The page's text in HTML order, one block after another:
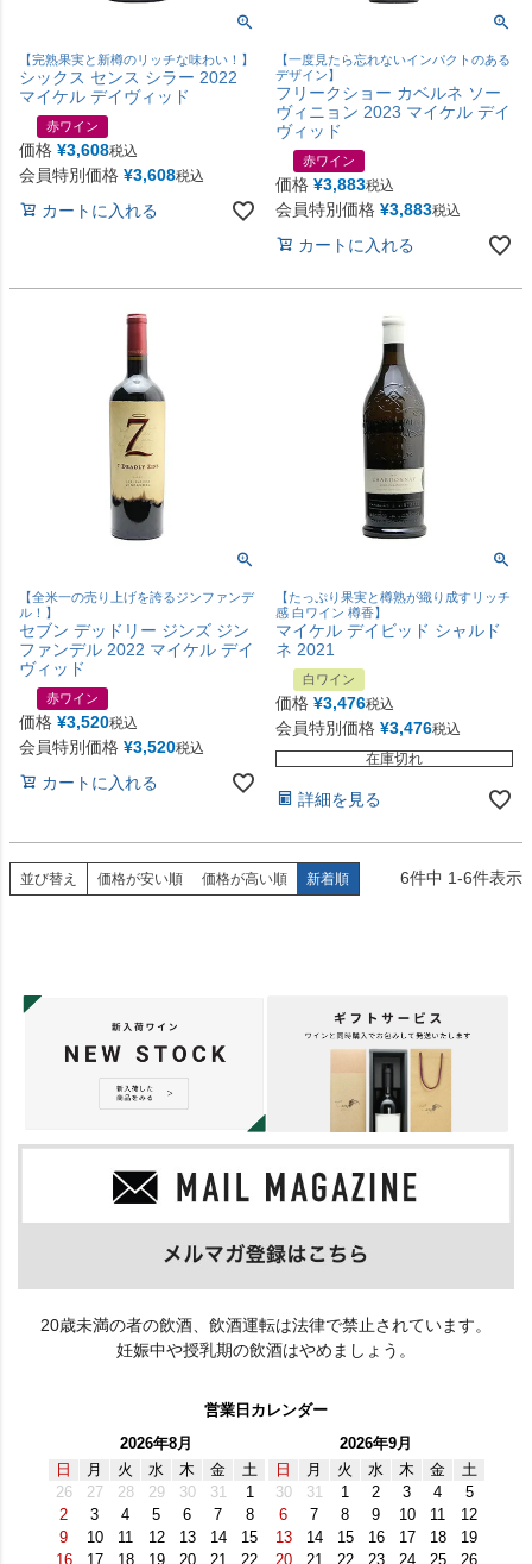
【完熟果実と新樽のリッチな味わい！】
シックス センス シラー 2022
マイケル デイヴィッド
赤ワイン
価格 ¥3,608税込
会員特別価格 ¥3,608税込
カートに入れる
【一度見たら忘れないインパクトのある
デザイン】
フリークショー カベルネ ソー
ヴィニョン 2023 マイケル デイ
ヴィッド
赤ワイン
価格 ¥3,883税込
会員特別価格 ¥3,883税込
カートに入れる
【全米一の売り上げを誇るジンファンデ
ル！】
セブン デッドリー ジンズ ジン
ファンデル 2022 マイケル デイ
ヴィッド
赤ワイン
価格 ¥3,520税込
会員特別価格 ¥3,520税込
カートに入れる
【たっぷり果実と樽熟が織り成すリッチ
感 白ワイン 樽香】
マイケル デイビッド シャルド
ネ 2021
白ワイン
価格 ¥3,476税込
会員特別価格 ¥3,476税込
在庫切れ
詳細を見る
並び替え 価格が安い順 価格が高い順 新着順 6件中 1-6件表示
20歳未満の者の飲酒、飲酒運転は法律で禁止されています。
妊娠中や授乳期の飲酒はやめましょう。
営業日カレンダー
2026年8月
日
月 火 水 木 金
土
26
27 28 29 30 31
1
2
3 4 5 6 7
8
9
10 11 12 13 14
15
16
17 18 19 20 21 22
2026年9月
日
月 火 水 木 金
土
30
31 1 2 3 4
5
6
7 8 9 10 11
12
13
14 15 16 17 18
19
20
21 22 23 24 25 26